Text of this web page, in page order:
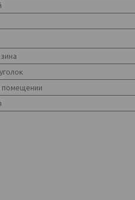
помещении